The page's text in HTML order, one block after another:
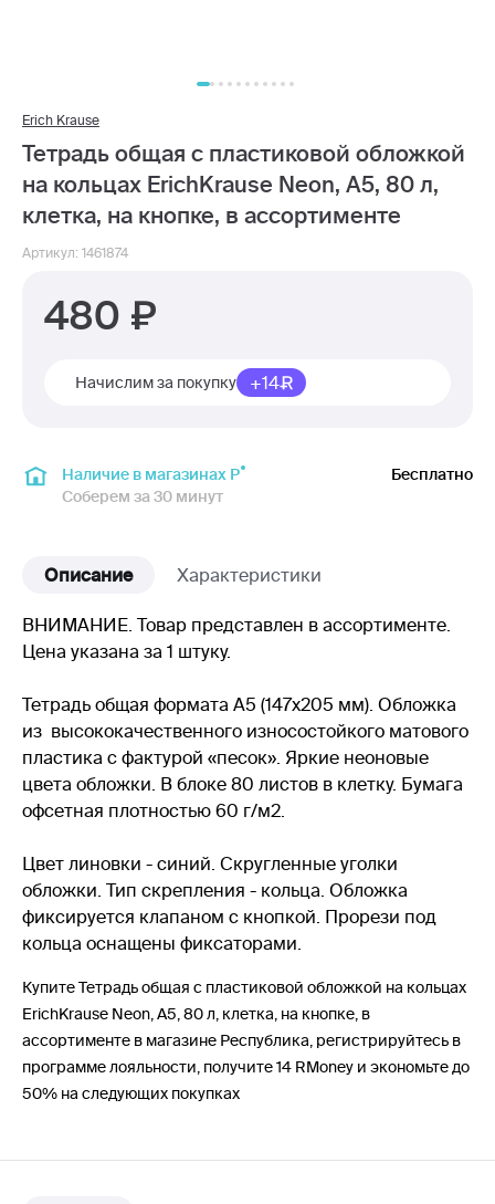
Erich Krause
Тетрадь общая с пластиковой обложкой
на кольцах ErichKrause Neon, А5, 80 л,
клетка, на кнопке, в ассортименте
Артикул: 1461874
480
Начислим за покупку +14
Наличие в магазинах Р
Соберем за 30 минут
Бесплатно
Описание Характеристики
ВНИМАНИЕ. Товар представлен в ассортименте.
Цена указана за 1 штуку.
Тетрадь общая формата А5 (147x205 мм). Обложка
из высококачественного износостойкого матового
пластика с фактурой «песок». Яркие неоновые
цвета обложки. В блоке 80 листов в клетку. Бумага
офсетная плотностью 60 г/м2.
Цвет линовки - синий. Скругленные уголки
обложки. Тип скрепления - кольца. Обложка
фиксируется клапаном с кнопкой. Прорези под
кольца оснащены фиксаторами.
Купите Тетрадь общая с пластиковой обложкой на кольцах
ErichKrause Neon, А5, 80 л, клетка, на кнопке, в
ассортименте в магазине Республика, регистрируйтесь в
программе лояльности, получите 14 RMoney и экономьте до
50% на следующих покупках